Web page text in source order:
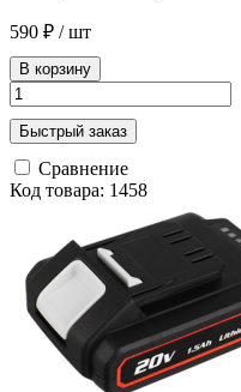
590 ₽ / шт
В корзину
Быстрый заказ
Сравнение
Код товара: 1458